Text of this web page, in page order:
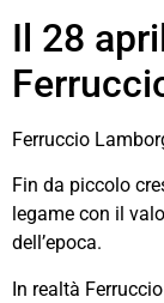
Il 28
Ferruccio
Fin da piccolo
legame con il
dell’epoca.
In realtà